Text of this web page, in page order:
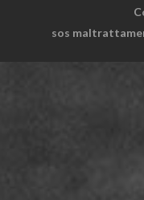
sos